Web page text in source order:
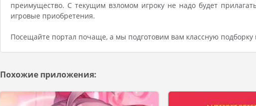
преимущество. С текущим взломом игроку не надо будет
игровые приобретения.
Посещайте портал почаще, а мы подготовим вам классную
Похожие приложения: